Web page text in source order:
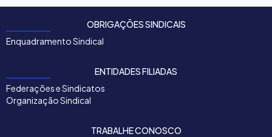
OBRIGAÇÕES SINDICAIS
Enquadramento Sindical
ENTIDADES FILIADAS
Federações e Sindicatos
Organização Sindical
TRABALHE CONOSCO